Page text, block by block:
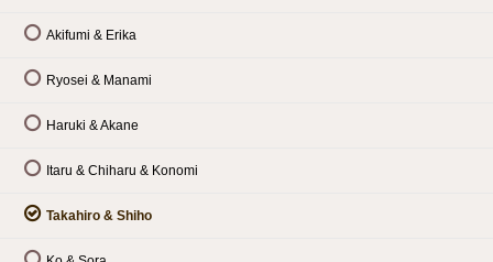
Akifumi & Erika
Ryosei & Manami
Haruki & Akane
Itaru & Chiharu & Konomi
Takahiro & Shiho